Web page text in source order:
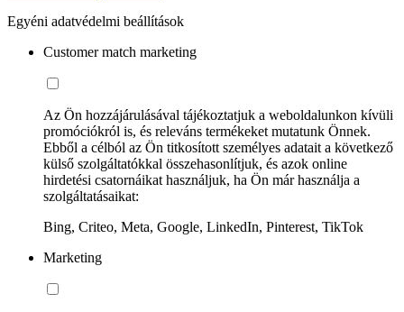
Egyéni adatvédelmi beállítások
Customer match marketing
Az Ön hozzájárulásával tájékoztatjuk a weboldalunkon kívüli
promóciókról is, és releváns termékeket mutatunk Önnek.
Ebből a célból az Ön titkosított személyes adatait a következő
külső szolgáltatókkal összehasonlítjuk, és azok online
hirdetési csatornáikat használjuk, ha Ön már használja a
szolgáltatásaikat:
Bing, Criteo, Meta, Google, LinkedIn, Pinterest, TikTok
Marketing